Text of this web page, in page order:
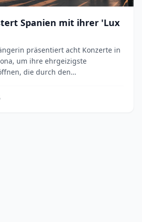
Spanien mit ihrer 'Lux
präsentiert acht Konzerte in
um ihre ehrgeizigste
die durch den